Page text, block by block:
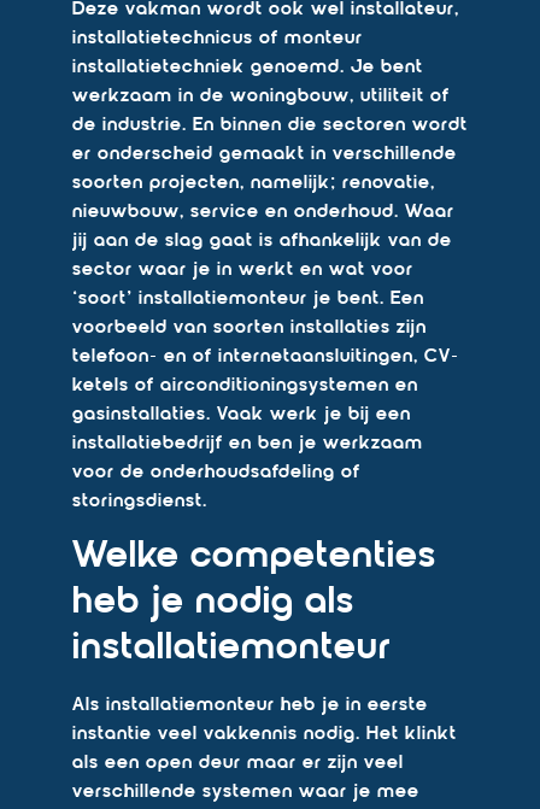
Deze vakman wordt ook wel installateur,
installatietechnicus of monteur
installatietechniek genoemd. Je bent
werkzaam in de woningbouw, utiliteit of
de industrie. En binnen die sectoren wordt
er onderscheid gemaakt in verschillende
soorten projecten, namelijk; renovatie,
nieuwbouw, service en onderhoud. Waar
jij aan de slag gaat is afhankelijk van de
sector waar je in werkt en wat voor
‘soort’ installatiemonteur je bent. Een
voorbeeld van soorten installaties zijn
telefoon- en of internetaansluitingen, CV-
ketels of airconditioningsystemen en
gasinstallaties. Vaak werk je bij een
installatiebedrijf en ben je werkzaam
voor de onderhoudsafdeling of
storingsdienst.
Welke competenties
heb je nodig als
installatiemonteur
Als installatiemonteur heb je in eerste
instantie veel vakkennis nodig. Het klinkt
als een open deur maar er zijn veel
verschillende systemen waar je mee